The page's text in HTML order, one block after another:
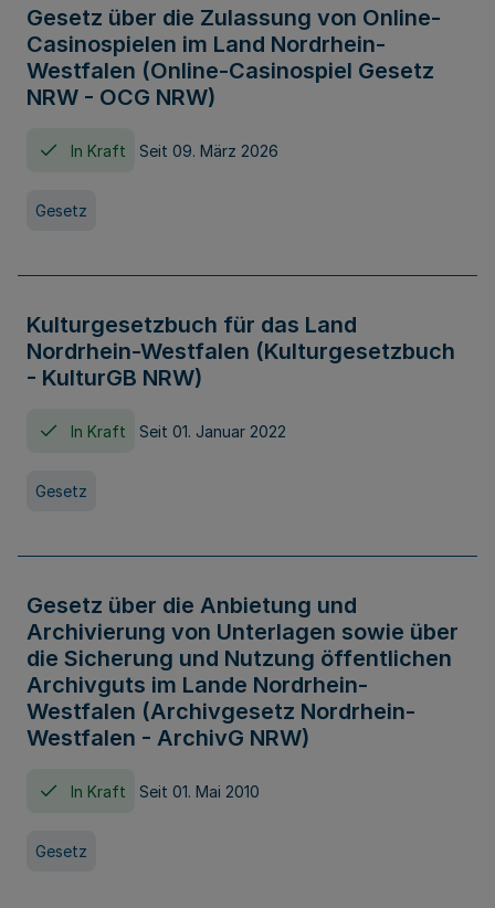
Gesetz über die Zulassung von Online-
Casinospielen im Land Nordrhein-
Westfalen (Online-Casinospiel Gesetz
NRW - OCG NRW)
In Kraft Seit 09. März 2026
Gesetz
Kulturgesetzbuch für das Land
Nordrhein-Westfalen (Kulturgesetzbuch
- KulturGB NRW)
In Kraft Seit 01. Januar 2022
Gesetz
Gesetz über die Anbietung und
Archivierung von Unterlagen sowie über
die Sicherung und Nutzung öffentlichen
Archivguts im Lande Nordrhein-
Westfalen (Archivgesetz Nordrhein-
Westfalen - ArchivG NRW)
In Kraft Seit 01. Mai 2010
Gesetz